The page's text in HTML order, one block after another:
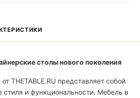
столы нового поколения
THETABLE.RU представляет собой
стиля и функциональности. Мебель в